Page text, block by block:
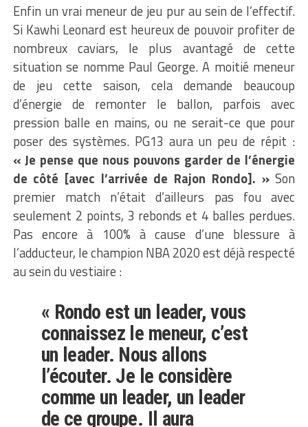
Enfin un vrai meneur de jeu pur au sein de l’effectif.
Si Kawhi Leonard est heureux de pouvoir profiter de
nombreux caviars, le plus avantagé de cette
situation se nomme Paul George. A moitié meneur
de jeu cette saison, cela demande beaucoup
d’énergie de remonter le ballon, parfois avec
pression balle en mains, ou ne serait-ce que pour
poser des systèmes. PG13 aura un peu de répit :
« Je pense que nous pouvons garder de l’énergie
de côté [avec l’arrivée de Rajon Rondo]. »Son
premier match n’était d’ailleurs pas fou avec
seulement 2 points, 3 rebonds et 4 balles perdues.
Pas encore à 100% à cause d’une blessure à
l’adducteur, le champion NBA 2020 est déjà respecté
au sein du vestiaire :
« Rondo est un leader, vous
connaissez le meneur, c’est
un leader. Nous allons
l’écouter. Je le considère
comme un leader, un leader
de ce groupe. Il aura